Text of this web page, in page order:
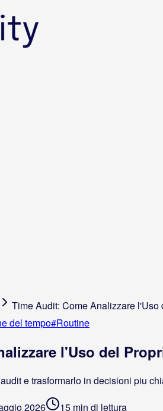
Time Audit: Come Analizzare l'Uso
del tempo#Routine
l'Uso del
e trasformarlo in decisioni piu
2026 15 min di lettura